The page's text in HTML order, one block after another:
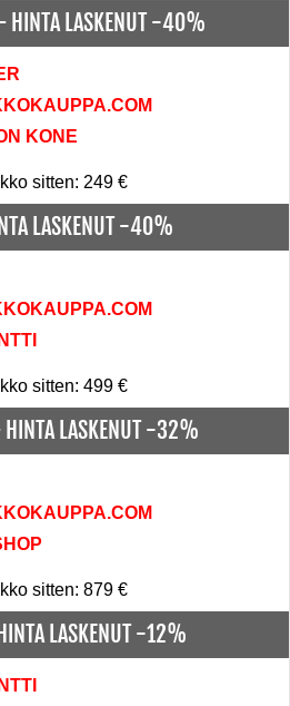
HINTA LASKENUT -40%
KONE
sitten: 249 €
LASKENUT -40%
sitten: 499 €
HINTA LASKENUT -32%
sitten: 879 €
HINTA LASKENUT -12%